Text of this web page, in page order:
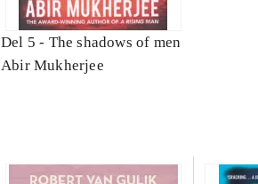
Del 5 - The shadows of men
Abir Mukherjee